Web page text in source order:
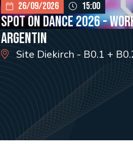
26/09/2026 15:00
Spot on Dance 2026 -
argentin
Site Diekirch - B0.1 +